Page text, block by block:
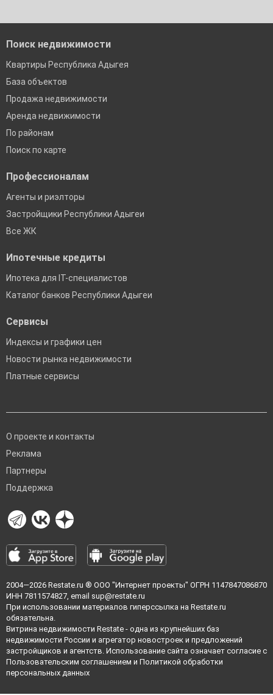
Поиск недвижимости
Квартиры Республика Адыгея
База объектов
Продажа недвижимости
Аренда недвижимости
По районам
Поиск по карте
Профессионалам
Агенты и риэлторы
Застройщики Республики Адыгеи
Все ЖК
Ипотечные кредиты
Ипотека для IT-специалистов
Каталог банков Республики Адыгеи
Сервисы
Индексы и графики цен
Новости рынка недвижимости
Платные сервисы
О проекте и контакты
Реклама
Партнеры
Поддержка
2004—2026 Restate.ru ® ООО "Интернет проекты" ОГРН 1147847086870
ИНН 7811574827, email sup@restate.ru
При использовании материалов гиперссылка на Restate.ru
обязательна.
Витрина недвижимости Restate - одна из крупнейших баз
недвижимости России и агрегатор новостроек и предложений
застройщиков и агентств. Использование сайта означает согласие с
Пользовательским соглашением и Политикой обработки
персональных данных